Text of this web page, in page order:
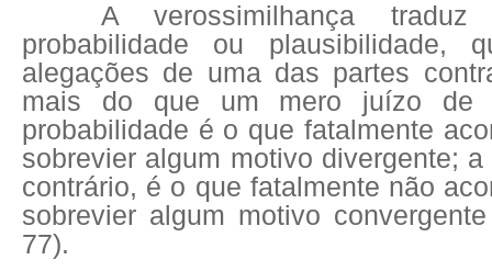
A verossimilhança
probabilidade ou plausibilidade,
alegações de uma das partes
mais do que um mero juízo de
probabilidade é o que fatalmente
sobrevier algum motivo divergente;
contrário, é o que fatalmente não
sobrevier algum motivo
77).